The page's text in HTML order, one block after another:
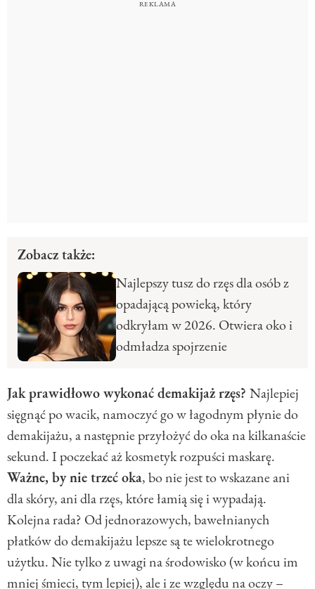
Zobacz także:
Najlepszy tusz do rzęs dla osób z
opadającą powieką, który
odkryłam w 2026. Otwiera oko i
odmładza spojrzenie
Jak prawidłowo wykonać demakijaż rzęs? Najlepiej
sięgnąć po wacik, namoczyć go w łagodnym płynie do
demakijażu, a następnie przyłożyć do oka na kilkanaście
sekund. I poczekać aż kosmetyk rozpuści maskarę.
Ważne, by nie trzeć oka, bo nie jest to wskazane ani
dla skóry, ani dla rzęs, które łamią się i wypadają.
Kolejna rada? Od jednorazowych, bawełnianych
płatków do demakijażu lepsze są te wielokrotnego
użytku. Nie tylko z uwagi na środowisko (w końcu im
mniej śmieci, tym lepiej), ale i ze względu na oczy –